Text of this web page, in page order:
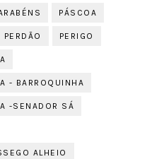
PÁSCOA
PERDÃO PERIGO
- BARROQUINHA
-SENADOR SÁ
ALHEIO